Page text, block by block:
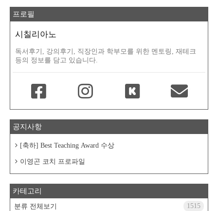
프로필
시칠리아노
독서후기, 강의후기, 직장인과 학부모를 위한 멘토링, 재테크
등의 정보를 담고 있습니다.
공지사항
[축하] Best Teaching Award 수상
이영곤 코치 프로파일
카테고리
분류 전체보기 1515